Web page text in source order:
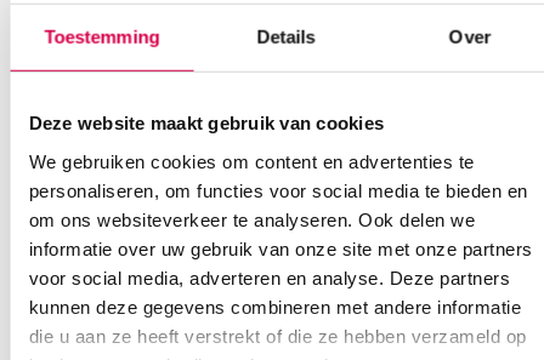
Toestemming Details Over
Deze website maakt gebruik van cookies
We gebruiken cookies om content en advertenties te
personaliseren, om functies voor social media te bieden en
om ons websiteverkeer te analyseren. Ook delen we
informatie over uw gebruik van onze site met onze partners
voor social media, adverteren en analyse. Deze partners
kunnen deze gegevens combineren met andere informatie
die u aan ze heeft verstrekt of die ze hebben verzameld op
5cm x 10m
met dispenser, herbruikbaar
Afmeting 5cm x 10m
Kleur wit
Beoordelingen (0)
Beoordelingen
Er zijn nog geen beoordelingen.
Waarom Medische Artikelen?
Op voorraad? Vandaag besteld, vandaag verzonden